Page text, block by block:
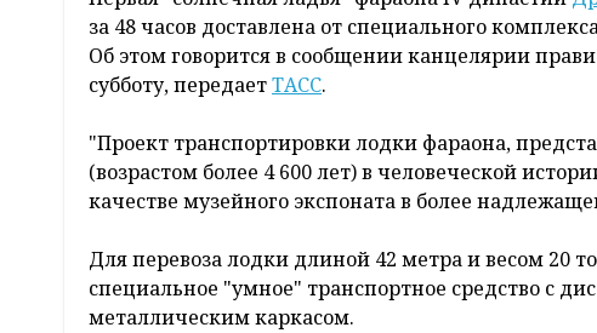
за 48 часов доставлена от специального
Об этом говорится в сообщении канцелярии
субботу, передаетТАСС.
"Проект транспортировки лодки фараона,
(возрастом более 4 600 лет) в человеческой
качестве музейного экспоната в более
Для перевоза лодки длиной 42 метра и весом 20
специальное "умное" транспортное средство с
металлическим каркасом.